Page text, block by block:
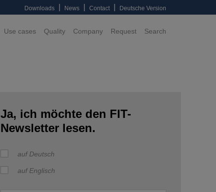
Downloads News Contact Deutsche Version
Use cases Quality Company Request Search
Ja, ich möchte den FIT-
Newsletter lesen.
auf Deutsch
auf Englisch